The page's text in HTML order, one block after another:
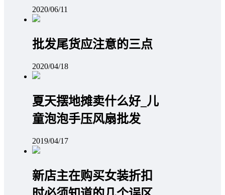
2020/06/11
批发尾货应注意的三点
2020/04/18
夏天摆地摊卖什么好_儿
童泡泡手压风扇批发
2019/04/17
新店主在购买女装折扣